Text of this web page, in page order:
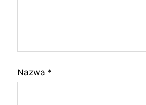
Nazwa *